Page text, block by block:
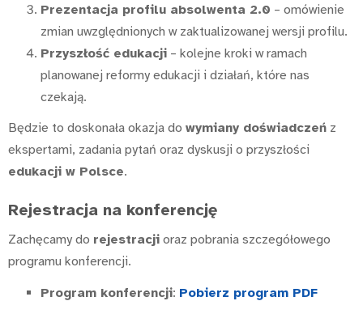
Prezentacja profilu absolwenta 2.0 – omówienie
zmian uwzględnionych w zaktualizowanej wersji profilu.
Przyszłość edukacji – kolejne kroki w ramach
planowanej reformy edukacji i działań, które nas
czekają.
Będzie to doskonała okazja do wymiany doświadczeń z
ekspertami, zadania pytań oraz dyskusji o przyszłości
edukacji w Polsce.
Rejestracja na konferencję
Zachęcamy do rejestracji oraz pobrania szczegółowego
programu konferencji.
Program konferencji: Pobierz program PDF